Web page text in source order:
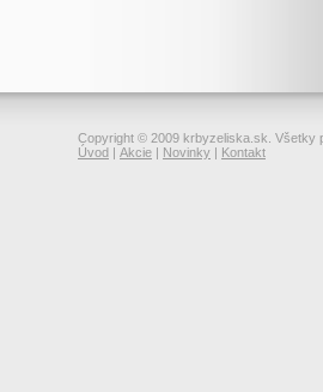
Copyright © 2009 krbyzeliska.sk. Všetky
Úvod | Akcie | Novinky | Kontakt